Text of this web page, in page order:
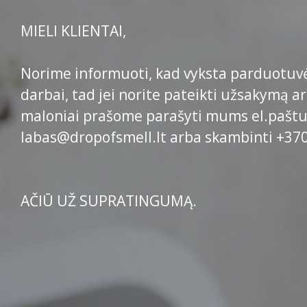
MIELI KLIENTAI,
Norime informuoti, kad vyksta
darbai, tad jei norite pateikti užsakymą
maloniai prašome parašyti mums el.paštu
labas@dropofsmell.lt arba skambinti
AČIŪ UŽ SUPRATINGUMĄ.